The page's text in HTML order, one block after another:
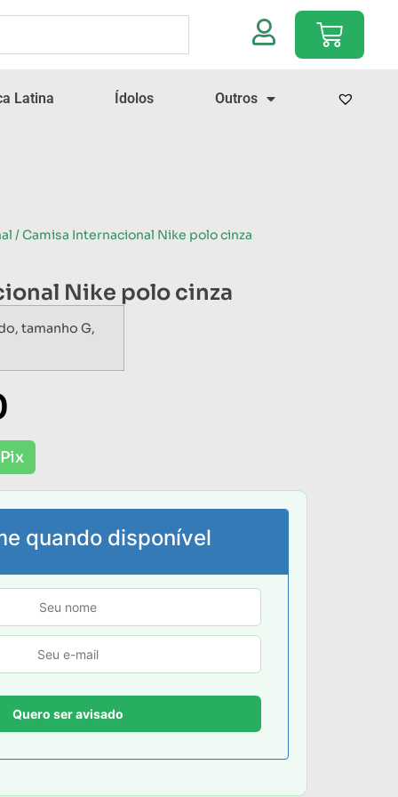
Latina Ídolos Outros
/ Camisa Internacional Nike polo cinza
Nike polo cinza
tamanho G,
quando disponível